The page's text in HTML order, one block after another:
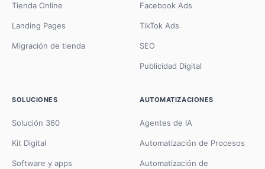
Tienda Online
Landing Pages
Migración de tienda
Facebook Ads
TikTok Ads
SEO
Publicidad Digital
SOLUCIONES
Solución 360
Kit Digital
Software y apps
AUTOMATIZACIONES
Agentes de IA
Automatización de Procesos
Automatización de